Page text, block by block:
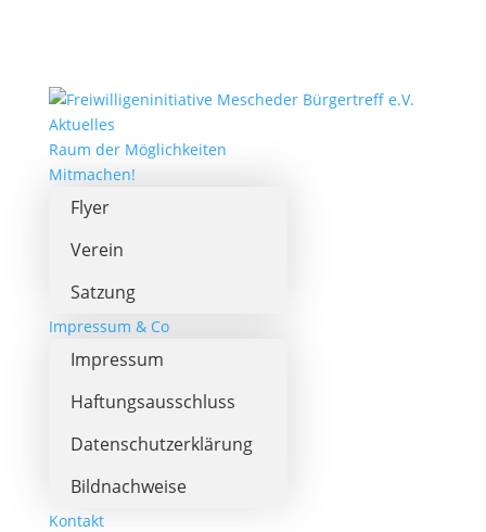
Aktuelles
Raum der Möglichkeiten
Mitmachen!
Flyer
Verein
Satzung
Impressum & Co
Impressum
Haftungsausschluss
Datenschutzerklärung
Bildnachweise
Kontakt